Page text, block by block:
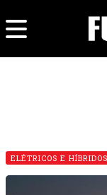
ELÉTRICOS E HÍBRIDOS